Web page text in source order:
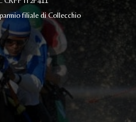
filiale di Collecchio